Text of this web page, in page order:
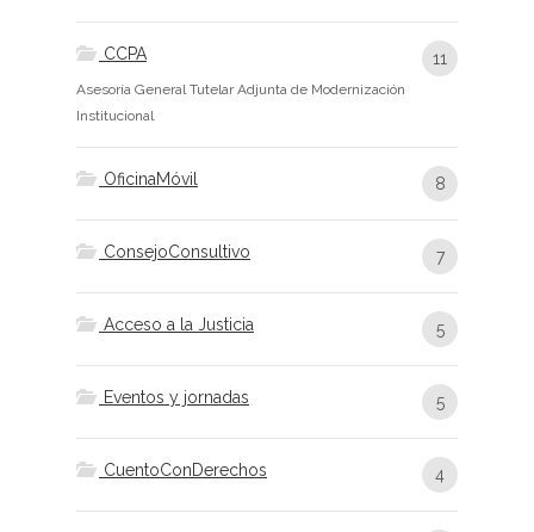
CCPA 11
Asesoría General Tutelar Adjunta de Modernización
Institucional
OficinaMóvil 8
ConsejoConsultivo 7
Acceso a la Justicia 5
Eventos y jornadas 5
CuentoConDerechos 4